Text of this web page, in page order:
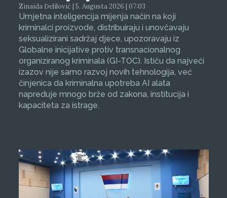
Zinaida Đelilović | 5. Augusta 2026 | 07:03
Umjetna inteligencija mijenja način na koji
kriminalci proizvode, distribuiraju i unovčavaju
seksualizirani sadržaj djece, upozoravaju iz
Globalne inicijative protiv transnacionalnog
organiziranog kriminala (GI-TOC). Ističu da najveći
izazov nije samo razvoj novih tehnologija, već
činjenica da kriminalna upotreba AI alata
napreduje mnogo brže od zakona, institucija i
kapaciteta za istrage.